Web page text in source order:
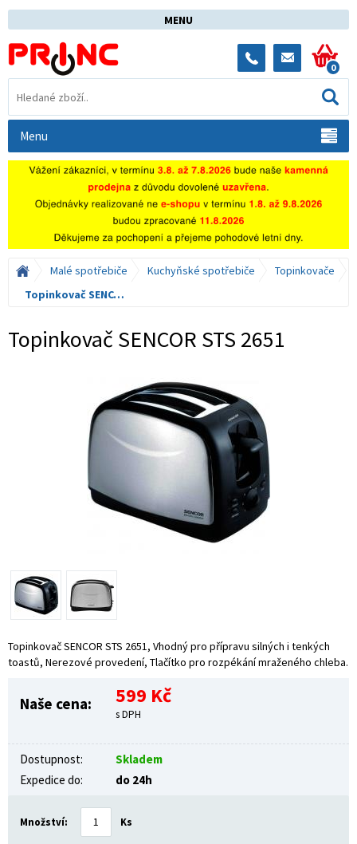
MENU
0
Menu
Malé spotřebiče Kuchyňské spotřebiče
Topinkovače
Topinkovač SENCOR STS 2651
Topinkovač SENCOR STS 2651
Topinkovač SENCOR STS 2651, Vhodný pro přípravu silných i tenkých
toastů, Nerezové provedení, Tlačítko pro rozpékání mraženého chleba.
Naše cena: 599 Kč
s DPH
Dostupnost:
Skladem
Expedice do:
do 24h
Množství: Ks